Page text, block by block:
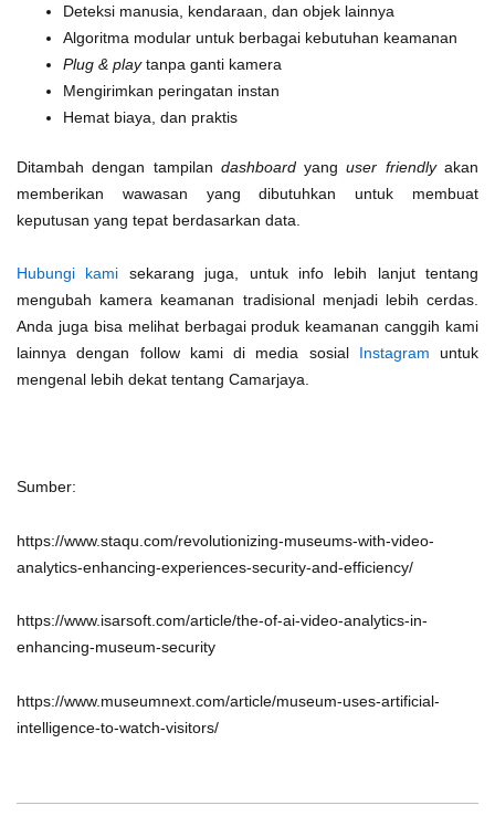
Deteksi manusia, kendaraan, dan objek lainnya
Algoritma modular untuk berbagai kebutuhan keamanan
Plug & playtanpa ganti kamera
Mengirimkan peringatan instan
Hemat biaya, dan praktis
Ditambah dengan tampilan dashboardyanguser friendlyakan
memberikan wawasan yang dibutuhkan untuk membuat
keputusan yang tepat berdasarkan data.
Hubungi kami sekarang juga, untuk info lebih lanjut tentang
mengubah kamera keamanan tradisional menjadi lebih cerdas.
Anda juga bisa melihat berbagai produk keamanan canggih kami
lainnya dengan follow kami di media sosial Instagram untuk
mengenal lebih dekat tentang Camarjaya.
Sumber:
https://www.staqu.com/revolutionizing-museums-with-video-
analytics-enhancing-experiences-security-and-efficiency/
https://www.isarsoft.com/article/the-of-ai-video-analytics-in-
enhancing-museum-security
https://www.museumnext.com/article/museum-uses-artificial-
intelligence-to-watch-visitors/